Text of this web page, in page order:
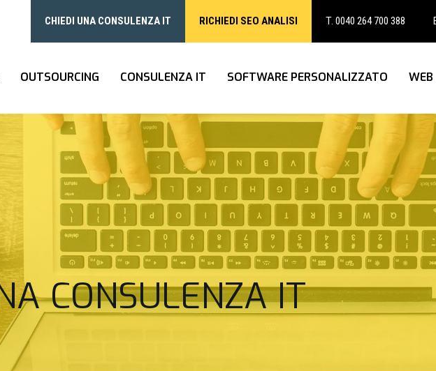
CHIEDI UNA CONSULENZA IT RICHIEDI SEO ANALISI T. 0040 264 700 388
OUTSOURCING CONSULENZA IT SOFTWARE PERSONALIZZATO WEB
CONSULENZA IT